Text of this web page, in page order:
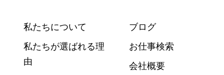
私たちについて
私たちが選ばれる理
由
ブログ
お仕事検索
会社概要